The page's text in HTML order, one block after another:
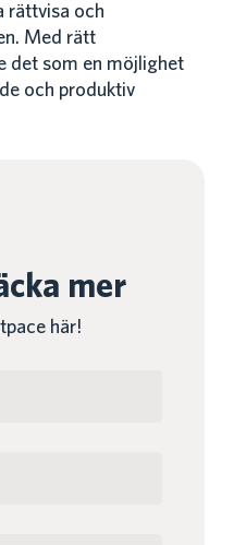
rättvisa och
Med rätt
det som en möjlighet
och produktiv
mer
här!